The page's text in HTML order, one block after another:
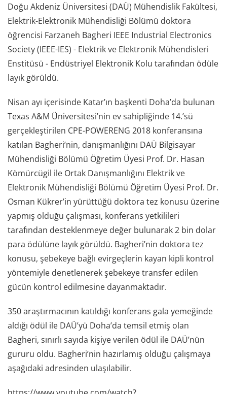
Doğu Akdeniz Üniversitesi (DAÜ) Mühendislik Fakültesi,
Elektrik-Elektronik Mühendisliği Bölümü doktora
öğrencisi Farzaneh Bagheri IEEE Industrial Electronics
Society (IEEE-IES) - Elektrik ve Elektronik Mühendisleri
Enstitüsü - Endüstriyel Elektronik Kolu tarafından ödüle
layık görüldü.
Nisan ayı içerisinde Katar’ın başkenti Doha’da bulunan
Texas A&M Üniversitesi’nin ev sahipliğinde 14.’sü
gerçekleştirilen CPE-POWERENG 2018 konferansına
katılan Bagheri’nin, danışmanlığını DAÜ Bilgisayar
Mühendisliği Bölümü Öğretim Üyesi Prof. Dr. Hasan
Kömürcügil ile Ortak Danışmanlığını Elektrik ve
Elektronik Mühendisliği Bölümü Öğretim Üyesi Prof. Dr.
Osman Kükrer’in yürüttüğü doktora tez konusu üzerine
yapmış olduğu çalışması, konferans yetkilileri
tarafından desteklenmeye değer bulunarak 2 bin dolar
para ödülüne layık görüldü. Bagheri’nin doktora tez
konusu, şebekeye bağlı evirgeçlerin kayan kipli kontrol
yöntemiyle denetlenerek şebekeye transfer edilen
gücün kontrol edilmesine dayanmaktadır.
350 araştırmacının katıldığı konferans gala yemeğinde
aldığı ödül ile DAÜ’yü Doha’da temsil etmiş olan
Bagheri, sınırlı sayıda kişiye verilen ödül ile DAÜ’nün
gururu oldu. Bagheri’nin hazırlamış olduğu çalışmaya
aşağıdaki adresinden ulaşılabilir.